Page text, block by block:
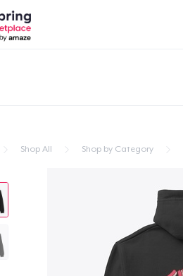
Shop All Shop by Category